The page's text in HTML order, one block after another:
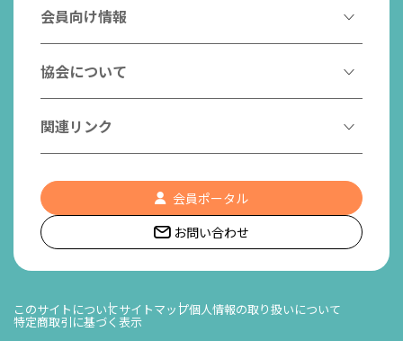
はたらく作業療法士
作業療法士の支援を受ける
チームの中で活躍する作業療法士
認知症の方への作業療法
作業療法士になるには
作業療法士として活躍する先輩
こんなところで活躍！作業療法士
入会案内
会員向け情報
協会からのお知らせ
研修会一覧
日本作業療法学会
協会について
会長挨拶
社員名簿
組織図
作業療法の定義
関連リンク
都道府県作業療法士会
作業療法士養成校一覧
世界作業療法士連盟 (WFOT)
日本作業療法士連盟
リンク集
会員ポータル
お問い合わせ
このサイトについてサイトマップ個人情報の取り扱いについて
特定商取引に基づく表示